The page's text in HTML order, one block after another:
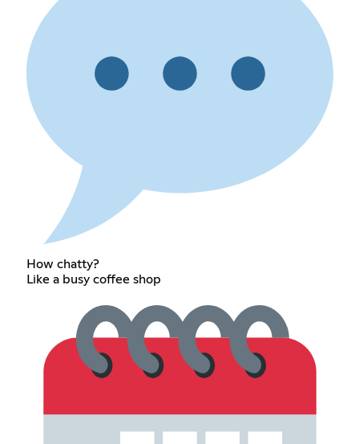
How chatty?
Like a busy coffee shop